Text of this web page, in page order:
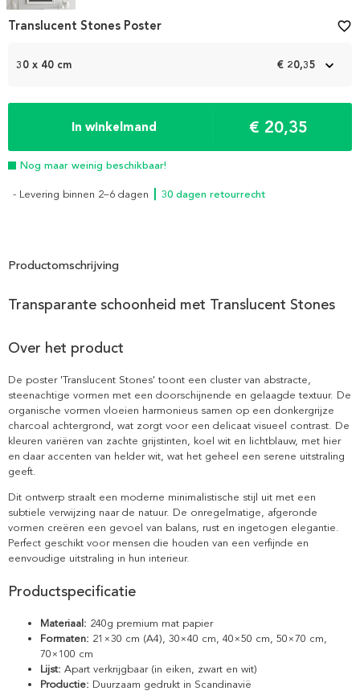
Item
1
30 x 40 cm € 20,35
In winkelmand € 20,35
Nog maar weinig beschikbaar!
- Levering binnen 2–6 dagen ┃ 30 dagen retourrecht
Translucent Stones Poster favorite_border
Productomschrijving
Transparante schoonheid met Translucent Stones
Over het product
De poster 'Translucent Stones' toont een cluster van abstracte,
steenachtige vormen met een doorschijnende en gelaagde textuur. De
organische vormen vloeien harmonieus samen op een donkergrijze
charcoal achtergrond, wat zorgt voor een delicaat visueel contrast. De
kleuren variëren van zachte grijstinten, koel wit en lichtblauw, met hier
en daar accenten van helder wit, wat het geheel een serene uitstraling
geeft.
Dit ontwerp straalt een moderne minimalistische stijl uit met een
subtiele verwijzing naar de natuur. De onregelmatige, afgeronde
vormen creëren een gevoel van balans, rust en ingetogen elegantie.
Perfect geschikt voor mensen die houden van een verfijnde en
eenvoudige uitstraling in hun interieur.
Productspecificatie
Materiaal: 240g premium mat papier
Formaten: 21×30 cm (A4), 30×40 cm, 40×50 cm, 50×70 cm,
70×100 cm
Lijst: Apart verkrijgbaar (in eiken, zwart en wit)
Productie: Duurzaam gedrukt in Scandinavië